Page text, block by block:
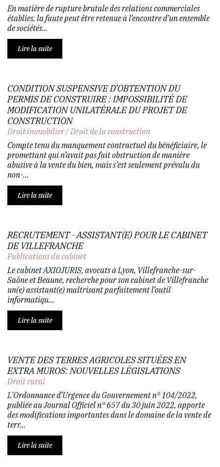
En matière de rupture brutale des relations commerciales
établies, la faute peut être retenue à l’encontre d’un ensemble
de sociétés...
Lire la suite
CONDITION SUSPENSIVE D’OBTENTION DU
PERMIS DE CONSTRUIRE : IMPOSSIBILITÉ DE
MODIFICATION UNILATÉRALE DU PROJET DE
CONSTRUCTION
Droit immobilier/Droit de la construction
Compte tenu du manquement contractuel du bénéficiaire, le
promettant qui n’avait pas fait obstruction de manière
abusive à la vente du bien, mais s’est seulement prévalu du
non-...
Lire la suite
RECRUTEMENT - ASSISTANT(E) POUR LE CABINET
DE VILLEFRANCHE
Publications du cabinet
Le cabinet AXIOJURIS, avocats à Lyon, Villefranche-sur-
Saône et Beaune, recherche pour son cabinet de Villefranche
un(e) assistant(e) maîtrisant parfaitement l’outil
informatiqu...
Lire la suite
VENTE DES TERRES AGRICOLES SITUÉES EN
EXTRA MUROS: NOUVELLES LÉGISLATIONS
Droit rural
L’Ordonnance d’Urgence du Gouvernement n° 104/2022,
publiée au Journal Officiel n° 657 du 30 juin 2022, apporte
des modifications importantes dans le domaine de la vente de
terr...
Lire la suite